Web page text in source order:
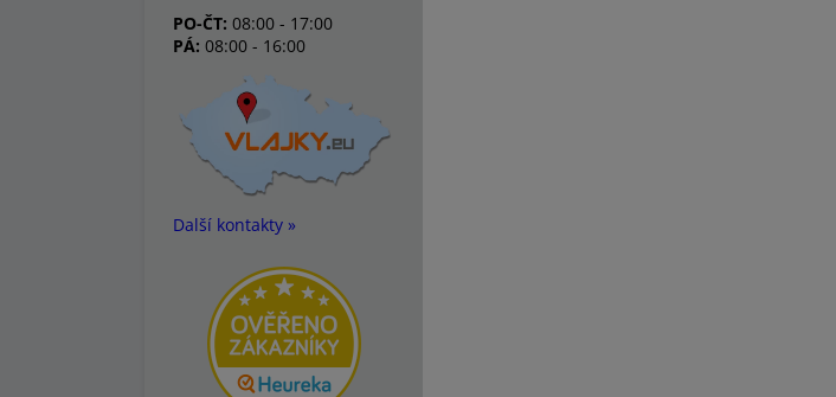
PO-ČT: 08:00 - 17:00
PÁ: 08:00 - 16:00
Další kontakty »